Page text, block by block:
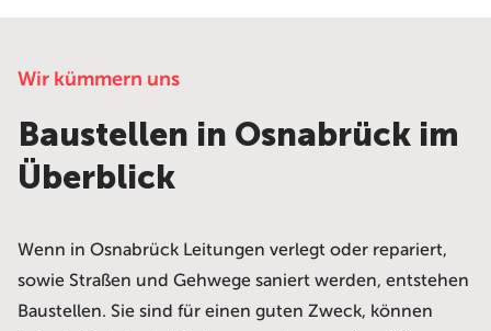
Wir kümmern uns
Baustellen in Osnabrück im
Überblick
Wenn in Osnabrück Leitungen verlegt oder repariert,
sowie Straßen und Gehwege saniert werden, entstehen
Baustellen. Sie sind für einen guten Zweck, können